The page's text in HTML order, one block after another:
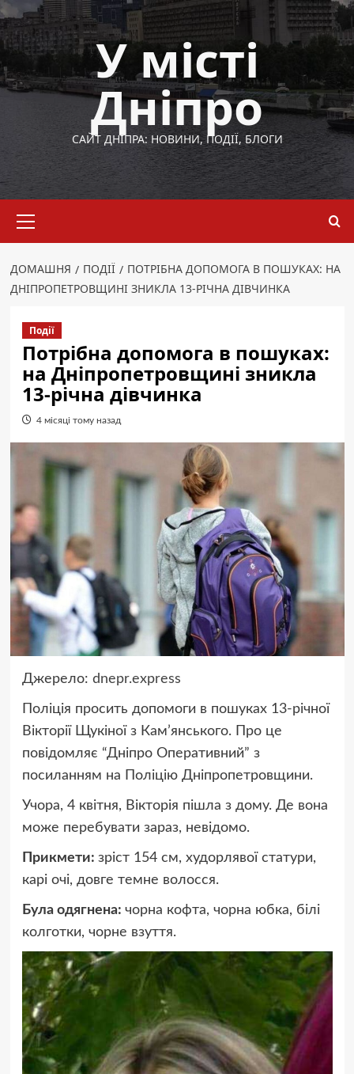
Перейти
до
вмісту
У місті
Дніпро
САЙТ ДНІПРА: НОВИНИ, ПОДІЇ, БЛОГИ
меню
ДОМАШНЯ ПОДІЇ
ПОТРІБНА ДОПОМОГА В ПОШУКАХ: НА
ДНІПРОПЕТРОВЩИНІ ЗНИКЛА 13-РІЧНА ДІВЧИНКА
Події
Потрібна допомога в пошуках:
на Дніпропетровщині зникла
13-річна дівчинка
4 місяці тому назад
Джерело: dnepr.express
Поліція просить допомоги в пошуках 13-річної
Вікторії Щукіної з Кам’янського. Про це
повідомляє “Дніпро Оперативний” з
посиланням на Поліцію Дніпропетровщини.
Учора, 4 квітня, Вікторія пішла з дому. Де вона
може перебувати зараз, невідомо.
Прикмети: зріст 154 см, худорлявої статури,
карі очі, довге темне волосся.
Була одягнена: чорна кофта, чорна юбка, білі
колготки, чорне взуття.